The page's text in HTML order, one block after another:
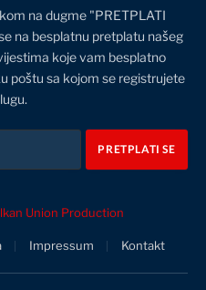
na dugme "PRETPLATI
na besplatnu pretplatu našeg
koje vam besplatno
poštu sa kojom se registrujete
Union Production
Impressum Kontakt